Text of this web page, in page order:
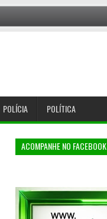
POLÍCIA POLÍTICA
ACOMPANHE NO FACEBOOK